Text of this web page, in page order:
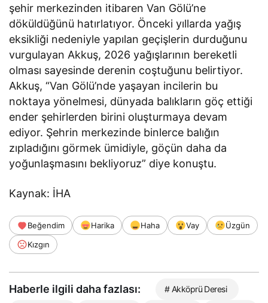
şehir merkezinden itibaren Van Gölü’ne
döküldüğünü hatırlatıyor. Önceki yıllarda yağış
eksikliği nedeniyle yapılan geçişlerin durduğunu
vurgulayan Akkuş, 2026 yağışlarının bereketli
olması sayesinde derenin coştuğunu belirtiyor.
Akkuş, “Van Gölü’nde yaşayan incilerin bu
noktaya yönelmesi, dünyada balıkların göç ettiği
ender şehirlerden birini oluşturmaya devam
ediyor. Şehrin merkezinde binlerce balığın
zıpladığını görmek ümidiyle, göçün daha da
yoğunlaşmasını bekliyoruz” diye konuştu.
Kaynak: İHA
Beğendim Harika Haha Vay
Üzgün
Kızgın
Haberle ilgili daha fazlası: # Akköprü Deresi